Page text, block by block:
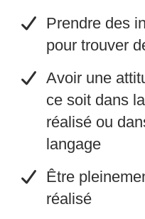
​Prendre des
pour trouver
​Avoir une
ce soit dans
réalisé ou
langage
​Être
réalisé